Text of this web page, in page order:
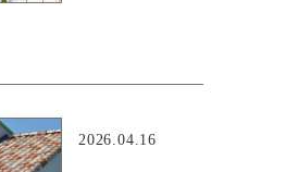
2026.04.16